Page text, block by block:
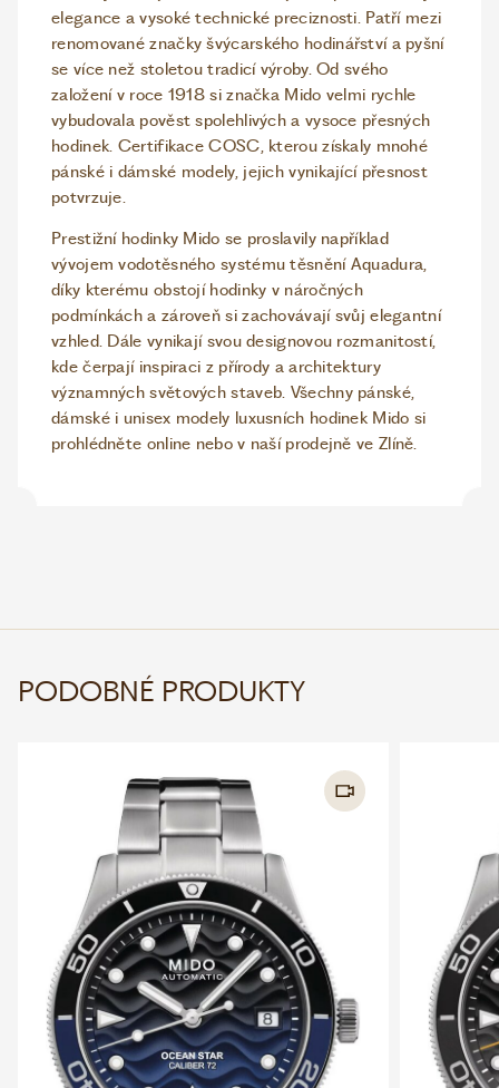
elegance a vysoké technické preciznosti. Patří mezi
renomované značky švýcarského hodinářství a pyšní
se více než stoletou tradicí výroby. Od svého
založení v roce 1918 si značka Mido velmi rychle
vybudovala pověst spolehlivých a vysoce přesných
hodinek. Certifikace COSC, kterou získaly mnohé
pánské i dámské modely, jejich vynikající přesnost
potvrzuje.
Prestižní hodinky Mido se proslavily například
vývojem vodotěsného systému těsnění Aquadura,
díky kterému obstojí hodinky v náročných
podmínkách a zároveň si zachovávají svůj elegantní
vzhled. Dále vynikají svou designovou rozmanitostí,
kde čerpají inspiraci z přírody a architektury
významných světových staveb. Všechny pánské,
dámské i unisex modely luxusních hodinek Mido si
prohlédněte online nebo v naší prodejně ve Zlíně.
PODOBNÉ PRODUKTY